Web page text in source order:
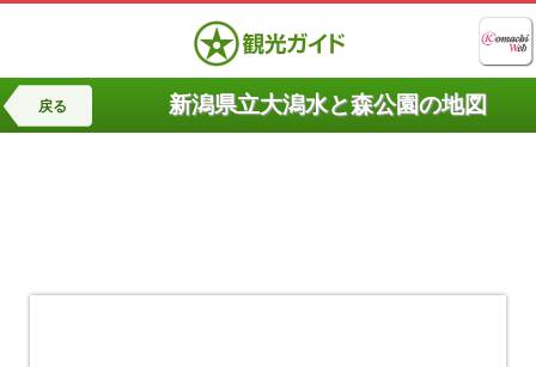
戻る 新潟県立大潟水と森公園の地図